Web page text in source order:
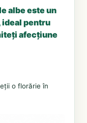
albe este un
ideal pentru
afecțiune
o florărie în